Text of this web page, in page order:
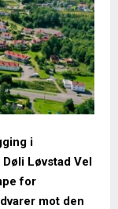
i
Løvstad Vel
for
mot den